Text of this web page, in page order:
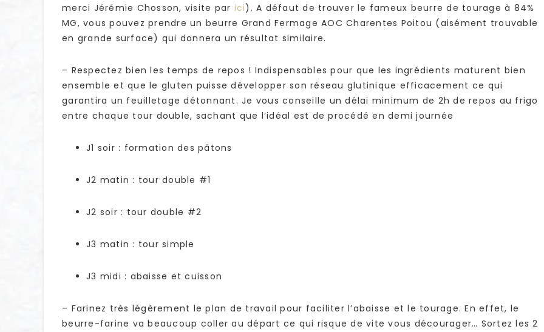
merci Jérémie Chosson, visite par ici). A défaut de trouver le fameux beurre de tourage à 84%
MG, vous pouvez prendre un beurre Grand Fermage AOC Charentes Poitou (aisément trouvable
en grande surface) qui donnera un résultat similaire.
– Respectez bien les temps de repos ! Indispensables pour que les ingrédients maturent bien
ensemble et que le gluten puisse développer son réseau glutinique efficacement ce qui
garantira un feuilletage détonnant. Je vous conseille un délai minimum de 2h de repos au frigo
entre chaque tour double, sachant que l’idéal est de procédé en demi journée
J1 soir : formation des pâtons
J2 matin : tour double #1
J2 soir : tour double #2
J3 matin : tour simple
J3 midi : abaisse et cuisson
– Farinez très légèrement le plan de travail pour faciliter l’abaisse et le tourage. En effet, le
beurre-farine va beaucoup coller au départ ce qui risque de vite vous décourager… Sortez les 2